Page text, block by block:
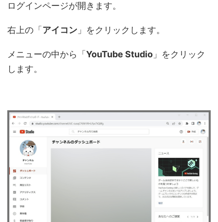
ログインページが開きます。
右上の「 アイコン 」をクリックします。
メニューの中から「 YouTube Studio 」をクリック
します。